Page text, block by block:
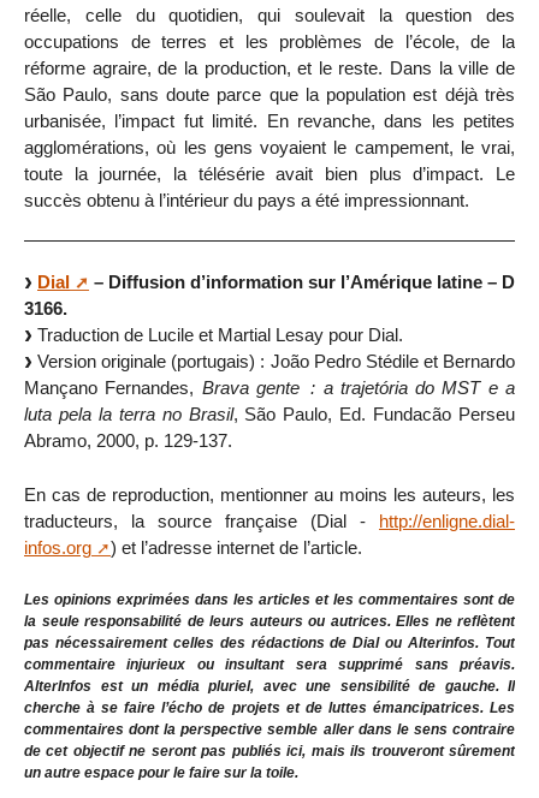
réelle, celle du quotidien, qui soulevait la question des
occupations de terres et les problèmes de l’école, de la
réforme agraire, de la production, et le reste. Dans la ville de
São Paulo, sans doute parce que la population est déjà très
urbanisée, l’impact fut limité. En revanche, dans les petites
agglomérations, où les gens voyaient le campement, le vrai,
toute la journée, la télésérie avait bien plus d’impact. Le
succès obtenu à l’intérieur du pays a été impressionnant.
Dial
– Diffusion d’information sur l’Amérique latine – D
3166.
Traduction de Lucile et Martial Lesay pour Dial.
Version originale (portugais) : João Pedro Stédile et Bernardo
Mançano Fernandes, Brava gente : a trajetória do MST e a
luta pela la terra no Brasil, São Paulo, Ed. Fundacão Perseu
Abramo, 2000, p. 129-137.
En cas de reproduction, mentionner au moins les auteurs, les
traducteurs, la source française (Dial - http://enligne.dial-
infos.org
) et l’adresse internet de l’article.
Les opinions exprimées dans les articles et les commentaires sont de
la seule responsabilité de leurs auteurs ou autrices. Elles ne reflètent
pas nécessairement celles des rédactions de Dial ou Alterinfos. Tout
commentaire injurieux ou insultant sera supprimé sans préavis.
AlterInfos est un média pluriel, avec une sensibilité de gauche. Il
cherche à se faire l’écho de projets et de luttes émancipatrices. Les
commentaires dont la perspective semble aller dans le sens contraire
de cet objectif ne seront pas publiés ici, mais ils trouveront sûrement
un autre espace pour le faire sur la toile.